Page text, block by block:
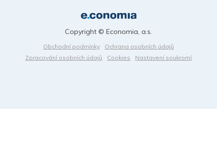
Obchodní podmínky
Ochrana osobních údajů
Zpracování osobních údajů
Cookies Nastavení soukromí
Copyright © Economia, a.s.